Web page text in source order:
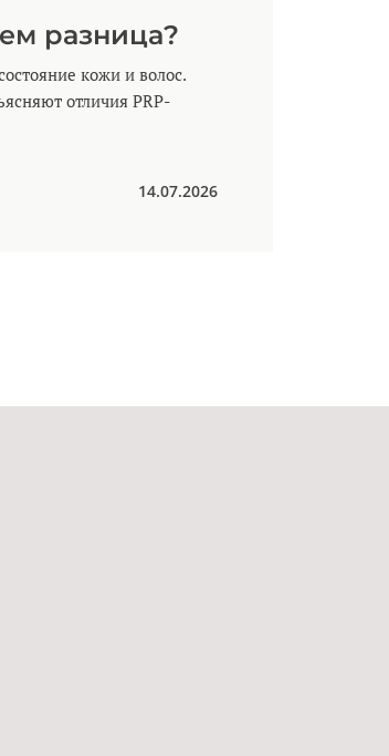
разница?
кожи и волос.
отличия PRP-
14.07.2026